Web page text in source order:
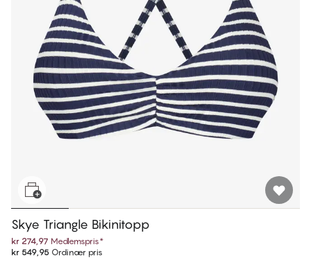
Skye Triangle Bikinitopp
kr 274,97 Medlemspris*
kr 549,95 Ordinær pris